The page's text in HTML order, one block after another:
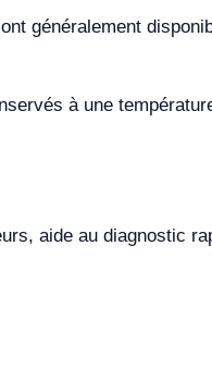
généralement
à une
aide au diagnostic